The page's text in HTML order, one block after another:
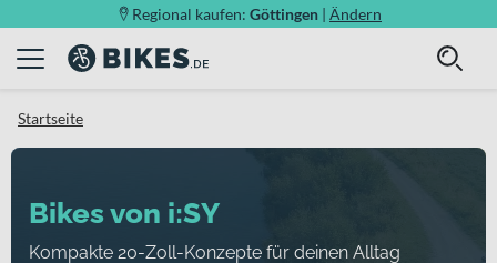
Regional kaufen: Göttingen | Ändern
Startseite
Bikes von i:SY
Kompakte 20-Zoll-Konzepte für deinen Alltag